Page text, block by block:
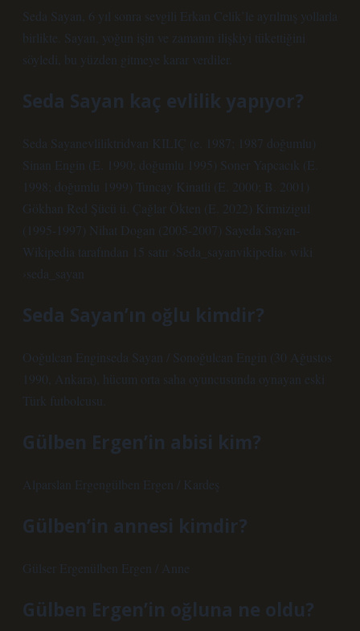
Seda Sayan, 6 yıl sonra sevgili Erkan Celik’le ayrılmış yollarla
birlikte. Sayan, yoğun işin ve zamanın ilişkiyi tükettiğini
söyledi, bu yüzden gitmeye karar verdiler.
Seda Sayan kaç evlilik yapıyor?
Seda Sayanevliliktridvan KILIÇ (e. 1987; 1987 doğumlu)
Sinan Engin (E. 1990; doğumlu 1995) Soner Yapcacık (E.
1998; doğumlu 1999) Tuncay Kinatli (E. 2000; B. 2001)
Gökhan Red Şücü ü. Çağlar Ökten (E. 2022) Kirmizigul
(1995-1997) Nihat Dogan (2005-2007) Sayeda Sayan-
Wikipedia tarafından 15 satır ›Seda_sayanvikipedia› wiki
›seda_sayan
Seda Sayan’ın oğlu kimdir?
Ooğulcan Enginseda Sayan / Sonoğulcan Engin (30 Ağustos
1990, Ankara), hücum orta saha oyuncusunda oynayan eski
Türk futbolcusu.
Gülben Ergen’in abisi kim?
Alparslan Ergengülben Ergen / Kardeş
Gülben’in annesi kimdir?
Gülser Ergenülben Ergen / Anne
Gülben Ergen’in oğluna ne oldu?